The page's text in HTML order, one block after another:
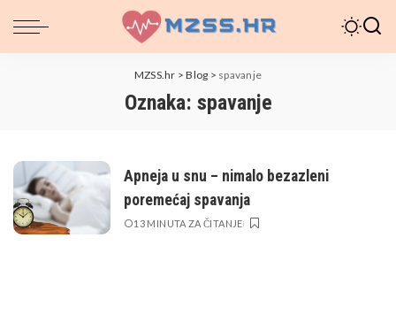
MZSS.hr >Blog > spavanje
Oznaka: spavanje
Apneja u snu – nimalo bezazleni
poremećaj spavanja
13 MINUTA ZA ČITANJE